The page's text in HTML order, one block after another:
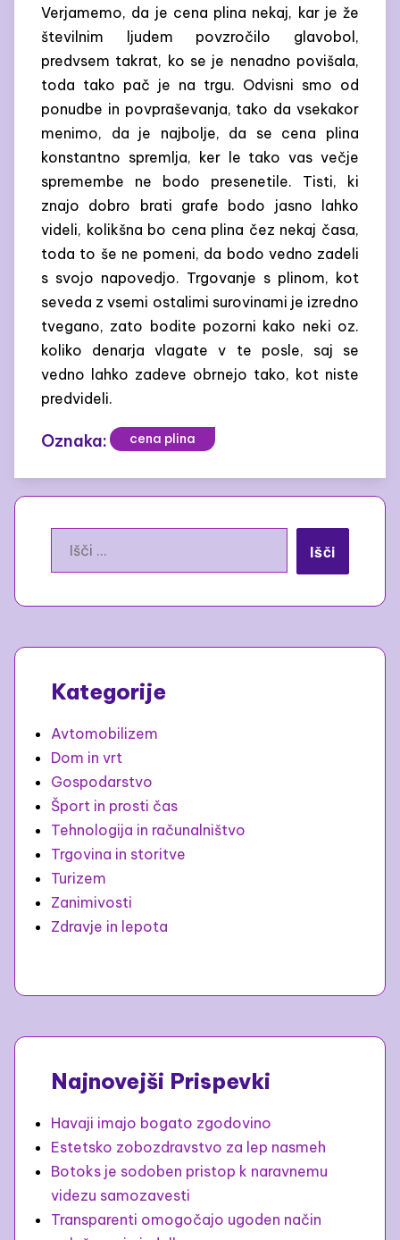
Verjamemo, da je cena plina nekaj, kar je že
številnim ljudem povzročilo glavobol,
predvsem takrat, ko se je nenadno povišala,
toda tako pač je na trgu. Odvisni smo od
ponudbe in povpraševanja, tako da vsekakor
menimo, da je najbolje, da se cena plina
konstantno spremlja, ker le tako vas večje
spremembe ne bodo presenetile. Tisti, ki
znajo dobro brati grafe bodo jasno lahko
videli, kolikšna bo cena plina čez nekaj časa,
toda to še ne pomeni, da bodo vedno zadeli
s svojo napovedjo. Trgovanje s plinom, kot
seveda z vsemi ostalimi surovinami je izredno
tvegano, zato bodite pozorni kako neki oz.
koliko denarja vlagate v te posle, saj se
vedno lahko zadeve obrnejo tako, kot niste
predvideli.
Oznaka: cena plina
Kategorije
Avtomobilizem
Dom in vrt
Gospodarstvo
Šport in prosti čas
Tehnologija in računalništvo
Trgovina in storitve
Turizem
Zanimivosti
Zdravje in lepota
Najnovejši Prispevki
Havaji imajo bogato zgodovino
Estetsko zobozdravstvo za lep nasmeh
Botoks je sodoben pristop k naravnemu
videzu samozavesti
Transparenti omogočajo ugoden način